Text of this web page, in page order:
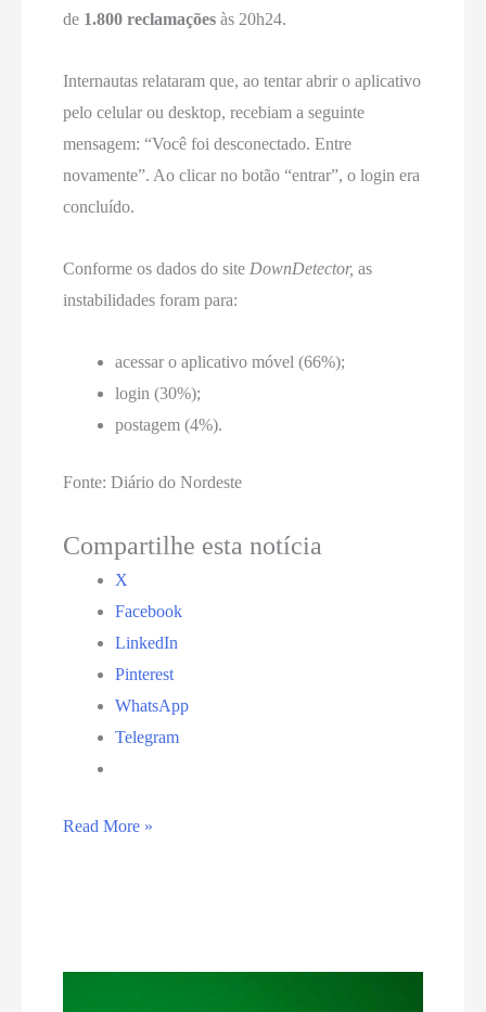
de 1.800 reclamações às 20h24.
Internautas relataram que, ao tentar abrir o aplicativo
pelo celular ou desktop, recebiam a seguinte
mensagem: “Você foi desconectado. Entre
novamente”. Ao clicar no botão “entrar”, o login era
concluído.
Conforme os dados do site DownDetector,as
instabilidades foram para:
acessar o aplicativo móvel (66%);
login (30%);
postagem (4%).
Fonte: Diário do Nordeste
Compartilhe esta notícia
X
Facebook
LinkedIn
Pinterest
WhatsApp
Telegram
‘Você
Read More »